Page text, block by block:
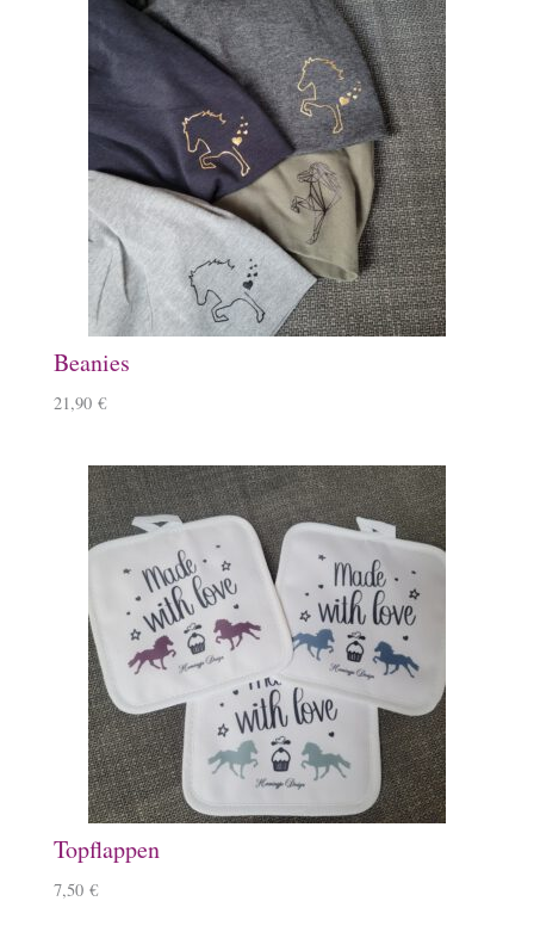
Beanies
21,90 €
Topflappen
7,50 €